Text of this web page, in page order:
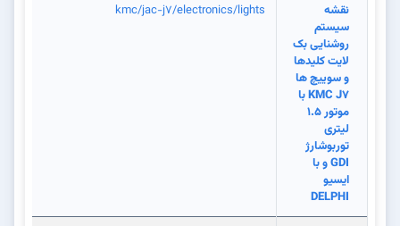
نقشه
سیستم
روشنایی بک
لایت کلیدها
و سوییچ ها
KMC J7 با
موتور 1.5
لیتری
توربوشارژ
GDI و با
ایسیو
DELPHI
kmc/jac-j7/electronics/lights